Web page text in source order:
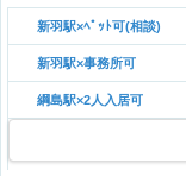
新羽駅×ﾍﾟｯﾄ可(相談)
新羽駅×事務所可
綱島駅×2人入居可